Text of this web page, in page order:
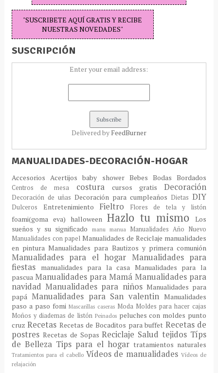
"SUSCRIBETE AQUÍ GRATIS Y RECIBE
NUESTRAS NOVEDADES"
SUSCRIPCIÓN
Enter your email address:
Delivered by FeedBurner
MANUALIDADES-DECORACIÓN-HOGAR
AccesoriosAcertijosbaby shower Bebes BodasBordados
Centros de mesa costura cursos gratisDecoración
Decoración de uñas Decoración para cumpleaños DietasDIY
Dulceros Entretenimiento Fieltro Flores de tela y listón
foami(goma eva) halloween Hazlo tu mismoLos
sueños y su significado
manu manua Manualidades Año Nuevo
Manualidades con papel Manualidades de Reciclaje manualidades
en pinturaManualidades para Bautizos y primera comunión
Manualidades para el hogar Manualidades para
fiestas
manualidades para la casa Manualidades para la
pascua Manualidades para MamáManualidades para
navidadManualidades para niños Manualidades para
papá Manualidades para San valentinManualidades
paso a paso fomi Mascarillas caseras Moda Moldes para hacer cajas
Moños y diademas de listón Peinados peluches con moldes punto
cruzRecetas Recetas de Bocaditos para buffet Recetas de
postres Recetas de SopasReciclaje Saludtejidos Típs
de Belleza Tips para el hogar tratamientos naturales
Tratamientos para el cabello Vídeos de manualidadesVídeos de
relajación